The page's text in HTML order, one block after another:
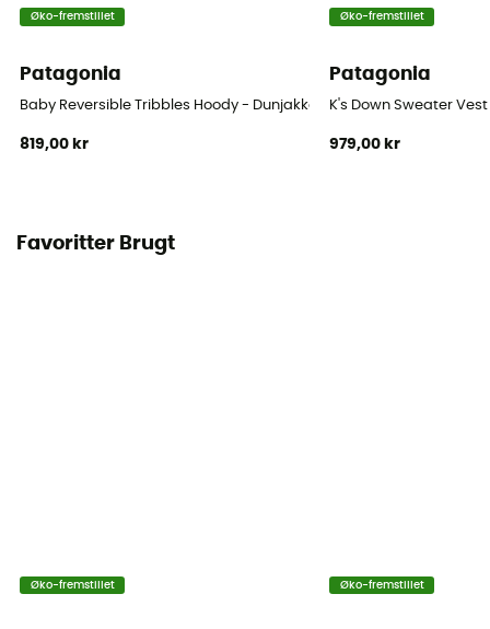
Øko-fremstillet
Patagonia
Baby Reversible Tribbles Hoody - Dunjakke Børn
819,00 kr
Øko-fremstillet
Patagonia
K's Down Sweater
979,00 kr
Favoritter Brugt
Øko-fremstillet Øko-fremstillet